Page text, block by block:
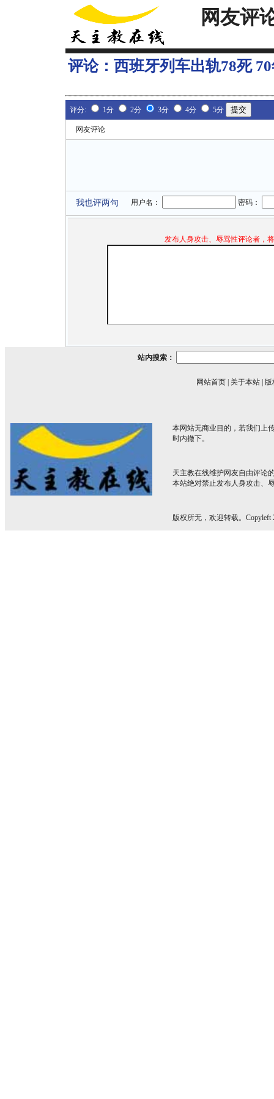
网友评
评论： 西班牙列车出轨78死
评分: 1分 2分 3分 4分 5分
网友评论
我也评两句 用户名： 密码：
发布人身攻击、辱骂性评论者，
站内搜索：
网站首页 关于本站 版
本网站无商业目的，若我们上
时内撤下。
天主教在线维护网友自由评论
本站绝对禁止发布人身攻击、
版权所无，欢迎转载。